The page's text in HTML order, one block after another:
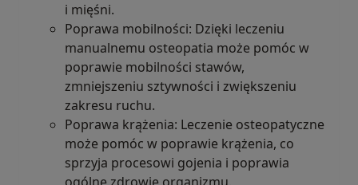
i mięśni.
Poprawa mobilności: Dzięki leczeniu
manualnemu osteopatia może pomóc w
poprawie mobilności stawów,
zmniejszeniu sztywności i zwiększeniu
zakresu ruchu.
Poprawa krążenia: Leczenie osteopatyczne
może pomóc w poprawie krążenia, co
sprzyja procesowi gojenia i poprawia